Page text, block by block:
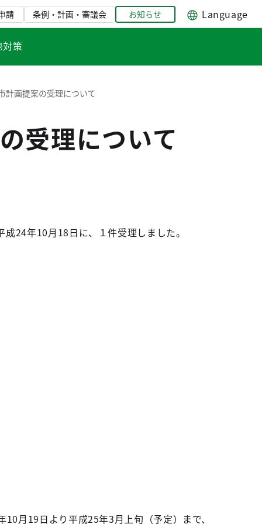
請 条例・計画・審議会 お知らせ Language
策
計画提案の受理について
受理について
24年10月18日に、１件受理しました。
月19日より平成25年3月上旬（予定）まで、